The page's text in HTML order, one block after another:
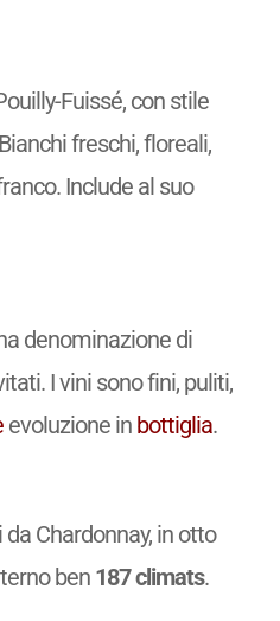
Fuissé, con stile
freschi, floreali,
Include al suo
denominazione di
I vini sono fini, puliti,
evoluzione in bottiglia.
Chardonnay, in otto
ben187 climats.